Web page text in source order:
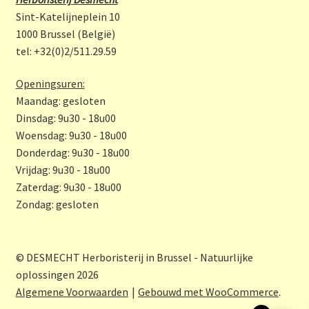
o
o
k
gr
a
m
Sint-Katelijneplein 10
1000 Brussel (België)
tel: +32(0)2/511.29.59
Openingsuren:
Maandag: gesloten
Dinsdag: 9u30 - 18u00
Woensdag: 9u30 - 18u00
Donderdag: 9u30 - 18u00
Vrijdag: 9u30 - 18u00
Zaterdag: 9u30 - 18u00
Zondag: gesloten
© DESMECHT Herboristerij in Brussel - Natuurlijke
oplossingen 2026
Algemene Voorwaarden
Gebouwd met WooCommerce.